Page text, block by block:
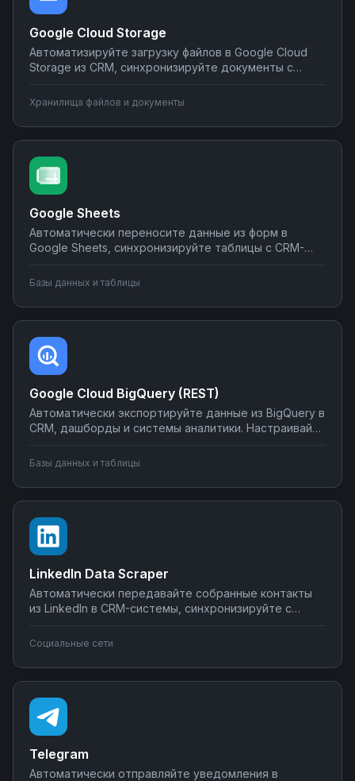
Google Cloud Storage
Автоматизируйте загрузку файлов в Google Cloud
Storage из CRM, синхронизируйте документы с
уведомления о новых файлах в мессенджеры.
Создавайте интеграции облачного хранилища без
программирования на Nodul.
Хранилища файлов и документы
Google Sheets
Автоматически переносите данные из форм в
Google Sheets, синхронизируйте таблицы с CRM-
почте или в мессенджеры. Настраивайте
простых сценариев до сложной автоматизации
аналитики.
Базы данных и таблицы
Google Cloud BigQuery (REST)
Автоматически экспортируйте данные из BigQuery в
CRM, дашборды и системы аналитики. Настраивайте
метрики с внешними сервисами, создавайте
Управляйте интеграциями BigQuery без SQL-
программирования.
Базы данных и таблицы
LinkedIn Data Scraper
Автоматически передавайте собранные контакты
из LinkedIn в CRM-системы, синхронизируйте с
продаж. Настройте интеграции LinkedIn Data Scraper
сложных сценариев обработки лидов.
Социальные сети
Telegram
Автоматически отправляйте уведомления в